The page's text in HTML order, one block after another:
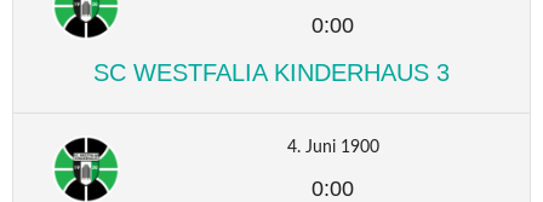
0:00
SC WESTFALIA KINDERHAUS 3
4. Juni 1900
0:00